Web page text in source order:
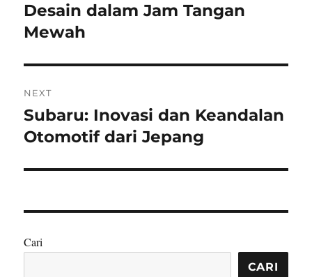
post:
Desain dalam Jam Tangan
Mewah
NEXT
Next
post:
Subaru: Inovasi dan Keandalan
Otomotif dari Jepang
Cari
CARI